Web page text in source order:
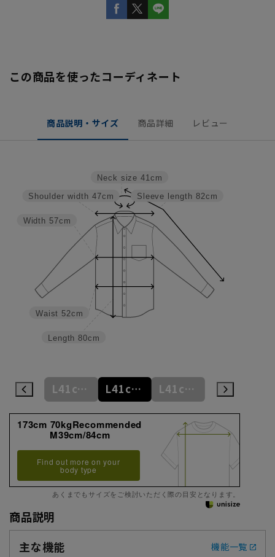
この商品を使ったコーディネート
商品説明・サイズ 商品詳細 レビュー
Sleeve length 82cm
Neck size 41cm
Length 80cm
Waist 52cm
Width 57cm
Shoulder width 47cm
L41cm/78cm L41cm/80cm L41cm/82cm L41cm/84cm
173cm 70kgRecommended
M39cm/84cm
Find out more on your
body type
あくまでもサイズをご検討いただく際の目安となります。
商品説明
主な機能
機能一覧